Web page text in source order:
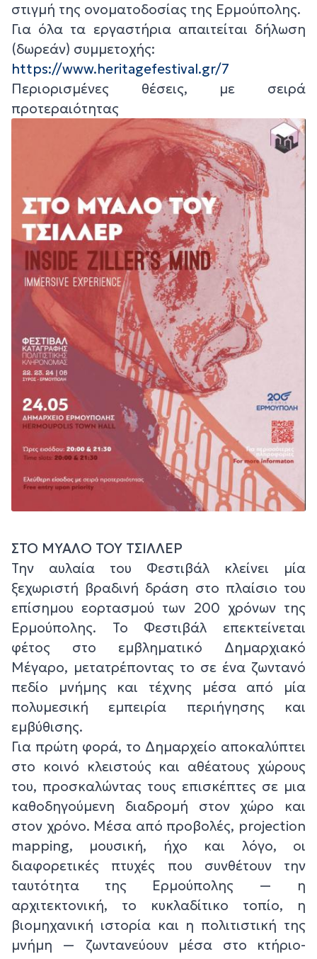
στιγμή της ονοματοδοσίας της Ερμούπολης.
Για όλα τα εργαστήρια απαιτείται δήλωση
(δωρεάν) συμμετοχής:
https://www.heritagefestival.gr/7
Περιορισμένες θέσεις, με σειρά
προτεραιότητας
ΣΤΟ ΜΥΑΛΟ ΤΟΥ ΤΣΙΛΛΕΡ
Την αυλαία του Φεστιβάλ κλείνει μία
ξεχωριστή βραδινή δράση στο πλαίσιο του
επίσημου εορτασμού των 200 χρόνων της
Ερμούπολης. Το Φεστιβάλ επεκτείνεται
φέτος στο εμβληματικό Δημαρχιακό
Μέγαρο, μετατρέποντας το σε ένα ζωντανό
πεδίο μνήμης και τέχνης μέσα από μία
πολυμεσική εμπειρία περιήγησης και
εμβύθισης.
Για πρώτη φορά, το Δημαρχείο αποκαλύπτει
στο κοινό κλειστούς και αθέατους χώρους
του, προσκαλώντας τους επισκέπτες σε μια
καθοδηγούμενη διαδρομή στον χώρο και
στον χρόνο. Μέσα από προβολές, projection
mapping, μουσική, ήχο και λόγο, οι
διαφορετικές πτυχές που συνθέτουν την
ταυτότητα της Ερμούπολης — η
αρχιτεκτονική, το κυκλαδίτικο τοπίο, η
βιομηχανική ιστορία και η πολιτιστική της
μνήμη — ζωντανεύουν μέσα στο κτήριο-